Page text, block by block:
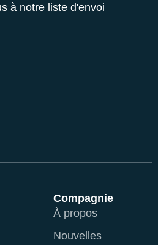
à notre liste d'envoi
Compagnie
À propos
Nouvelles